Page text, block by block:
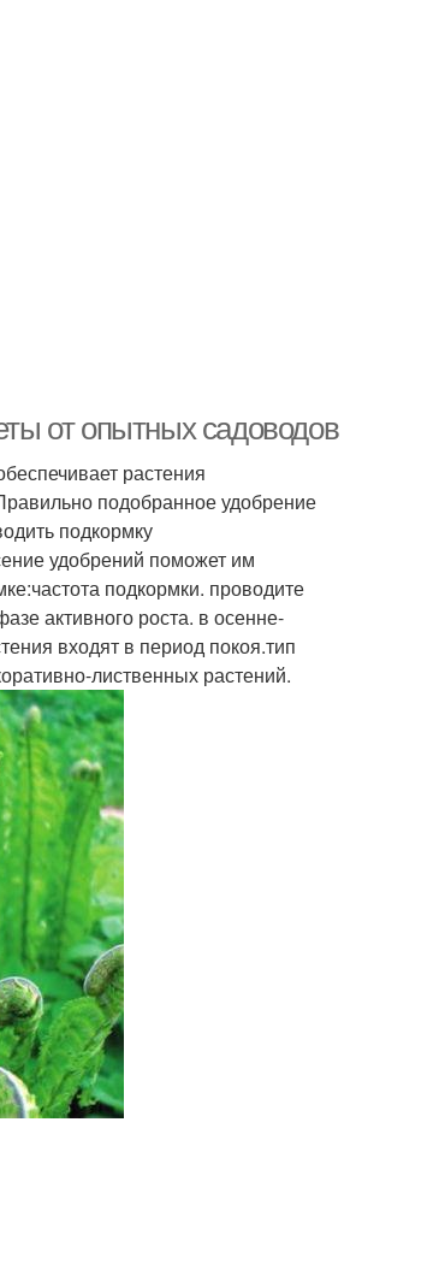
от опытных садоводов
растения
подобранное удобрение
подкормку
удобрений поможет им
подкормки. проводите
активного роста. в осенне-
входят в период покоя.тип
лиственных растений.